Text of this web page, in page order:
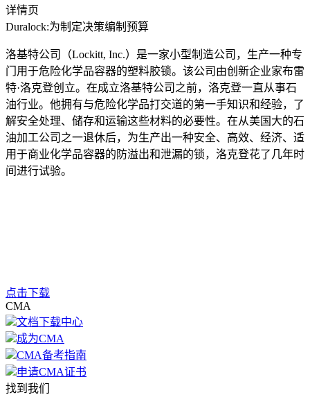
详情页
Duralock:为制定决策编制预算
洛基特公司（Lockitt, Inc.）是一家小型制造公司，生产一种专
门用于危险化学品容器的塑料胶锁。该公司由创新企业家布雷
特·洛克登创立。在成立洛基特公司之前，洛克登一直从事石
油行业。他拥有与危险化学品打交道的第一手知识和经验，了
解安全处理、储存和运输这些材料的必要性。在从美国大的石
油加工公司之一退休后，为生产出一种安全、高效、经济、适
用于商业化学品容器的防溢出和泄漏的锁，洛克登花了几年时
间进行试验。
点击下载
CMA
文档下载中心
成为CMA
CMA备考指南
申请CMA证书
找到我们